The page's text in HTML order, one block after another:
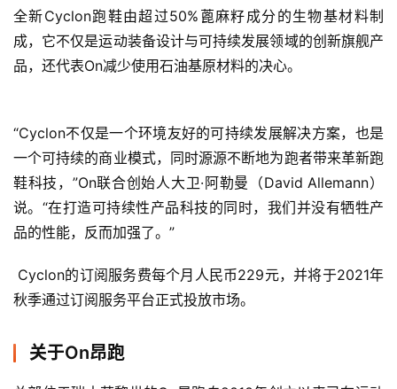
比
赛
观
全新Cyclon跑鞋由超过50%蓖麻籽成分的生物基材料制
成，它不仅是运动装备设计与可持续发展领域的创新旗舰产
品，还代表On减少使用石油基原材料的决心。
“Cyclon不仅是一个环境友好的可持续发展解决方案，也是
一个可持续的商业模式，同时源源不断地为跑者带来革新跑
鞋科技，”On联合创始人大卫·阿勒曼（David Allemann）
说。“在打造可持续性产品科技的同时，我们并没有牺牲产
品的性能，反而加强了。”
Cyclon的订阅服务费每个月人民币229元，并将于2021年
秋季通过订阅服务平台正式投放市场。
关于On昂跑